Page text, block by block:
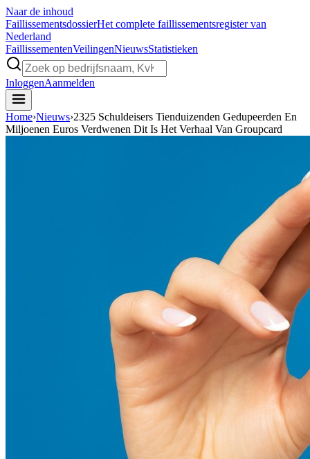
Naar de inhoud
FaillissementsdossierHet complete faillissementsregister van
Nederland
FaillissementenVeilingenNieuwsStatistieken
InloggenAanmelden
Home›Nieuws›2325 Schuldeisers Tienduizenden Gedupeerden En
Miljoenen Euros Verdwenen Dit Is Het Verhaal Van Groupcard